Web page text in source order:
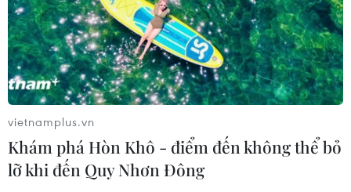
vietnamplus.vn
Khám phá Hòn Khô - điểm đến không thể bỏ
lỡ khi đến Quy Nhơn Đông